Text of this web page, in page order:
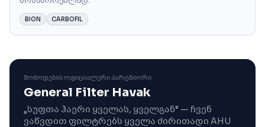
BION CARBOFIL
ᲛᲝᲬᲝᲓᲔᲑᲘᲡ ᲝᲤᲘᲪᲘᲐᲚᲣᲠᲘ ᲞᲐᲠᲢᲜᲘᲝᲠᲘ
General Filter Havak
„სუფთა ჰაერი ყველას, ყველგან“ — ჩვენ
ვაწვდით ფილტრებს ყველა ძირითადი AHU